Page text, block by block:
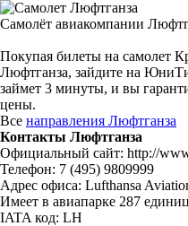
Самолёт авиакомпании
Покупая билеты на самолет
Люфтганза, зайдите на
займет 3 минуты, и вы
цены.
Все направления Люфтганза
Контакты Люфтганза
Официальный сайт: http://
Телефон: 7 (495) 9809999
Адрес офиса: Lufthansa
Имеет в авиапарке 287
IATA код: LH